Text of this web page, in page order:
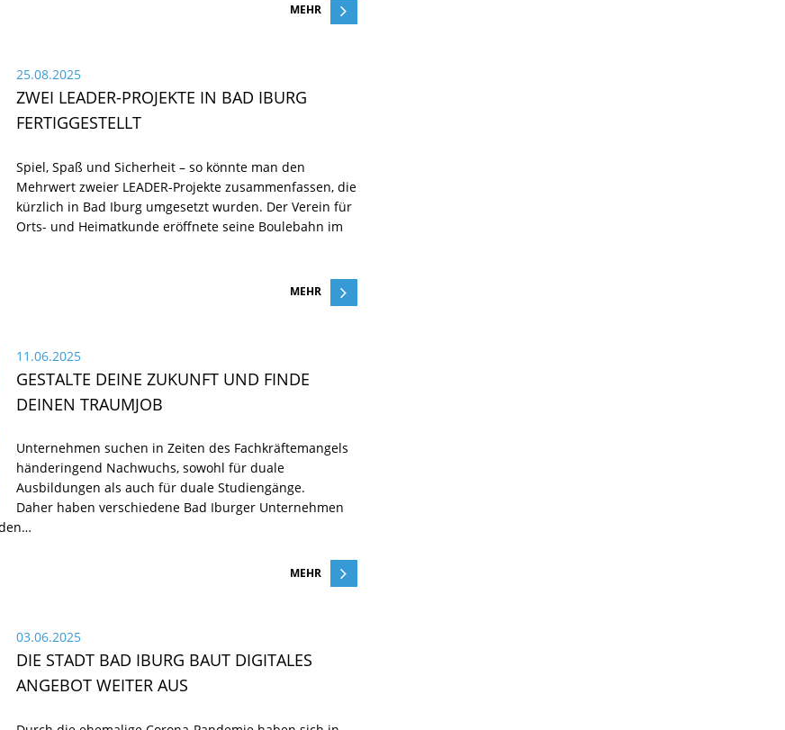
MEHR
25.08.2025
ZWEI LEADER-PROJEKTE IN BAD IBURG
FERTIGGESTELLT
Spiel, Spaß und Sicherheit – so könnte man den
Mehrwert zweier LEADER-Projekte zusammenfassen, die
kürzlich in Bad Iburg umgesetzt wurden. Der Verein für
Orts- und Heimatkunde eröffnete seine Boulebahn im
MEHR
11.06.2025
GESTALTE DEINE ZUKUNFT UND FINDE
DEINEN TRAUMJOB
Unternehmen suchen in Zeiten des Fachkräftemangels
händeringend Nachwuchs, sowohl für duale
Ausbildungen als auch für duale Studiengänge.
Daher haben verschiedene Bad Iburger Unternehmen
MEHR
03.06.2025
DIE STADT BAD IBURG BAUT DIGITALES
ANGEBOT WEITER AUS